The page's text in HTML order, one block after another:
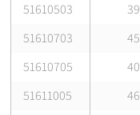
51610503
39
51610703
45
51610705
40
51611005
46